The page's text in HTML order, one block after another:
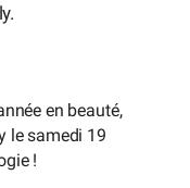
en beauté,
le samedi 19
!